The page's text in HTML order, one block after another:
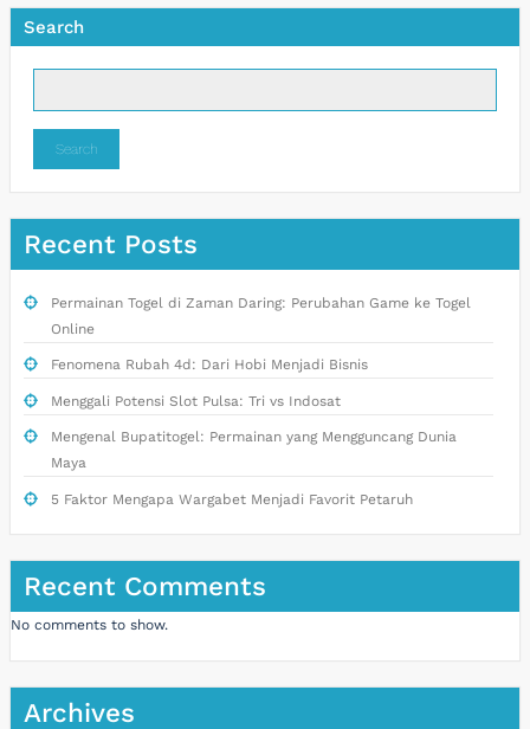
Search
Search
Recent Posts
Permainan Togel di Zaman Daring: Perubahan Game ke Togel
Online
Fenomena Rubah 4d: Dari Hobi Menjadi Bisnis
Menggali Potensi Slot Pulsa: Tri vs Indosat
Mengenal Bupatitogel: Permainan yang Mengguncang Dunia
Maya
5 Faktor Mengapa Wargabet Menjadi Favorit Petaruh
Recent Comments
No comments to show.
Archives